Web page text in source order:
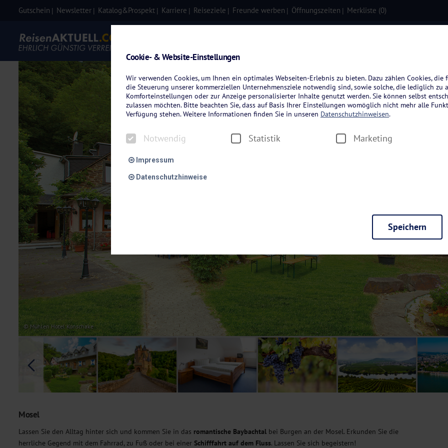
Gutschein Newsletter Katalog&Prospekt Karriere Reiseziele Freunde werben Öffnungszeiten Merkliste (0)
© Mühlen Hotel Konschake
Mosel
Lassen Sie den Alltag hinter sich und kommen Sie in das romantische Baybachtal bei Burgen an der Mosel. Erkunden Sie die
herrliche Gegend mit dem Fahrrad, zu Fuß oder bei einer Schifffahrt auf dem Fluss. Lassen Sie sich begeistern!
Cookie- & Website-Einstellungen
Wir verwenden Cookies, um Ihnen ein optimales Webseiten-Erlebnis zu bieten. Dazu zählen Cookies,
die Steuerung unserer kommerziellen Unternehmensziele notwendig sind, sowie solche, die lediglich zu
Komforteinstellungen oder zur Anzeige personalisierter Inhalte genutzt werden. Sie können selbst
zulassen möchten. Bitte beachten Sie, dass auf Basis Ihrer Einstellungen womöglich nicht mehr alle
Verfügung stehen. Weitere Informationen finden Sie in unseren Datenschutzhinweisen.
Notwendig Statistik Marketing
Impressum
Datenschutzhinweise
Diese Cookies sind für den Betrieb der Seite unbedingt notwendig und ermöglichen beispielsweise
möchten, um Ihnen unsere Dienste bei einem erneuten Besuch unserer Seite schneller zur Verfügung zu
Um unser Angebot und unsere Webseite weiter zu verbessern, erfassen wir anonymisierte Daten für
dieser Cookies können wir beispielsweise die Besucherzahlen und den Effekt bestimmter Seiten unseres
unsere Inhalte optimieren. Wir nutzen hierfür Dienste von Google und Facebook. Durch diese Dienste
Übermittlung, der auf unsere Website erfassten Daten, kommen. Weitere Hinweise zu der Verarbeitung
Datenschutzhinweisen
. Sie können Ihre Einwilligung jederzeit in den Cookie-Einstellungenwiderrufen.
Marketing
Diese Cookies werden genutzt, um Ihnen personalisierte Inhalte, passend zu Ihren Interessen anzuzeigen.
Speichern